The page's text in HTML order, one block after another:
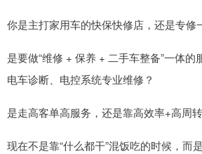
你是主打家用车的快保快修店，还是专修
是要做“维修 + 保养 + 二手车整备”一体的
电车诊断、电控系统专业维修？
是走高客单高服务，还是靠高效率+高周
现在不是靠“什么都干”混饭吃的时候，而